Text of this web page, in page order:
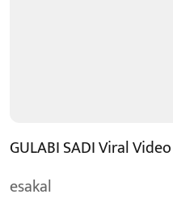
GULABI SADI Viral Video
esakal